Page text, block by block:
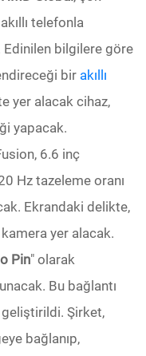
telefonla
Edinilen bilgilere göre
bir akıllı
yer alacak cihaz,
yapacak.
6.6 inç
Hz tazeleme oranı
Ekrandaki delikte,
yer alacak.
Pin" olarak
Bu bağlantı
geliştirildi. Şirket,
bağlanıp,